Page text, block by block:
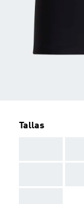
Tallas